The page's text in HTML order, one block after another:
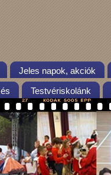
Jeles napok, akciók
Testvériskolánk